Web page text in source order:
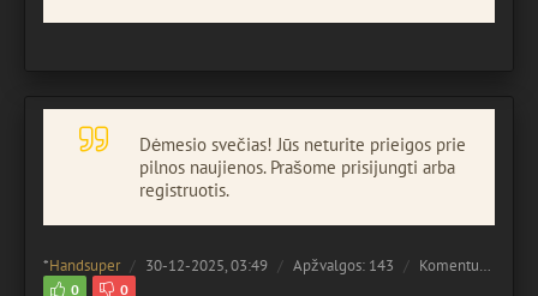
Dėmesio svečias! Jūs neturite prieigos prie
pilnos naujienos. Prašome prisijungti arba
registruotis.
*Handsuper 30-12-2025, 03:49 Apžvalgos: 143 Komentuota:
0 0